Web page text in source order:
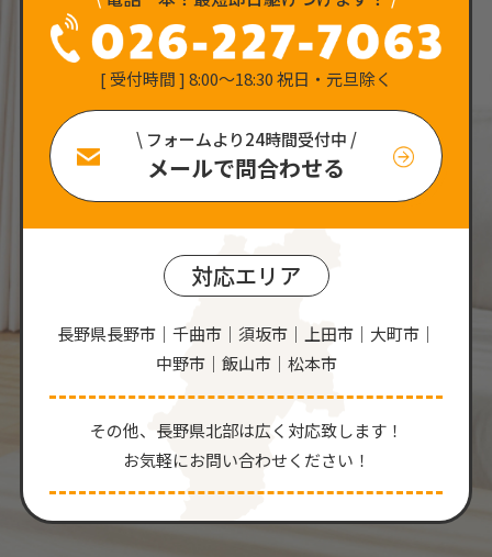
[ 受付時間 ] 8:00〜18:30 祝日・元旦除く
\ フォームより24時間受付中 /
メールで問合わせる
対応エリア
長野県長野市｜千曲市｜須坂市｜上田市｜大町市｜
中野市｜飯山市｜松本市
その他、⻑野県北部は広く対応致します！
お気軽にお問い合わせください！